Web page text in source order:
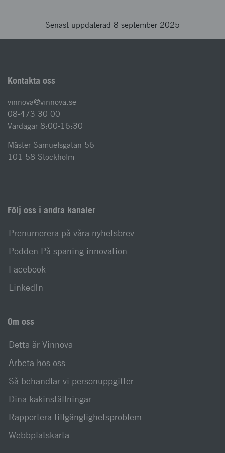
Senast uppdaterad 8 september 2025
Kontakta oss
vinnova@vinnova.se
08-473 30 00
Vardagar 8:00-16:30
Mäster Samuelsgatan 56
101 58 Stockholm
Följ oss i andra kanaler
Prenumerera på våra nyhetsbrev
Podden På spaning innovation
Facebook
LinkedIn
Om oss
Detta är Vinnova
Arbeta hos oss
Så behandlar vi personuppgifter
Dina kakinställningar
Rapportera tillgänglighetsproblem
Webbplatskarta